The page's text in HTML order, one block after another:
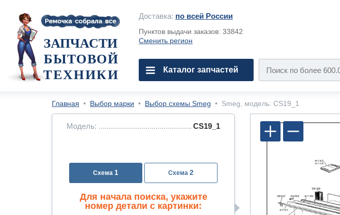
Доставка: по всей России
Пунктов выдачи заказов: 33842
Сменить регион
ЗАПЧАСТИ
БЫТОВОЙ
ТЕХНИКИ
Каталог запчастей
Главная • Выбор марки • Выбор схемы Smeg • Smeg, модель: CS19_1
Модель: CS19_1
1 2
Для начала поиска, укажите
номер детали с картинки: